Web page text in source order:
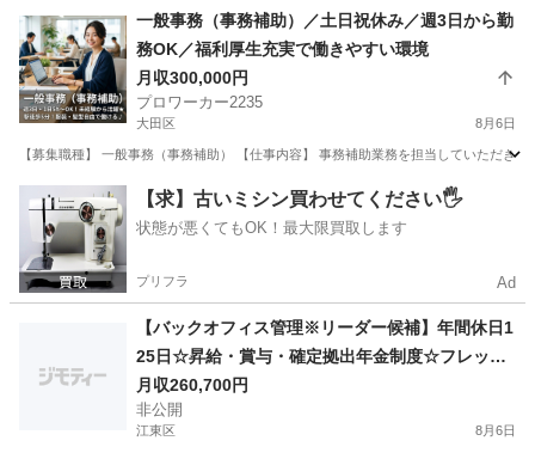
一般事務
一般事務（事務補助）／土日祝休み／週3日から勤
務OK／福利厚生充実で働きやすい環境
月収300,000円
プロワーカー2235
大田区 8月6日
【募集職種】 一般事務（事務補助） 【仕事内容】 事務補助業務を担当していただき
東京 大田区 一般事務
【求】古いミシン買わせてください🖐️
状態が悪くてもOK！最大限買取します
プリフラ Ad
【バックオフィス管理※リーダー候補】年間休日1
25日☆昇給・賞与・確定拠出年金制度☆フレック
スタイム制
月収260,700円
非公開
江東区 8月6日